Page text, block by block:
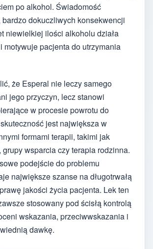
po alkohol. Świadomość
dokuczliwych konsekwencji
niewielkiej ilości alkoholu działa
motywuje pacjenta do utrzymania
że Esperal nie leczy samego
jego przyczyn, lecz stanowi
w procesie powrotu do
jest największa w
formami terapii, takimi jak
wsparcia czy terapia rodzinna.
podejście do problemu
największe szanse na długotrwałą
jakości życia pacjenta. Lek ten
stosowany pod ścisłą kontrolą
wskazania, przeciwwskazania i
dawkę.